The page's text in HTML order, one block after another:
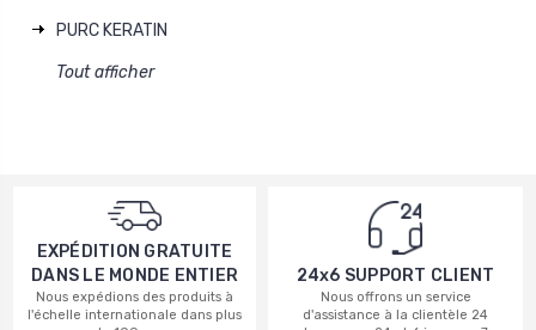
PURC KERATIN
Tout afficher
EXPÉDITION GRATUITE
DANS LE MONDE ENTIER
Nous expédions des produits à
l'échelle internationale dans plus
24x6 SUPPORT CLIENT
Nous offrons un service
d'assistance à la clientèle 24